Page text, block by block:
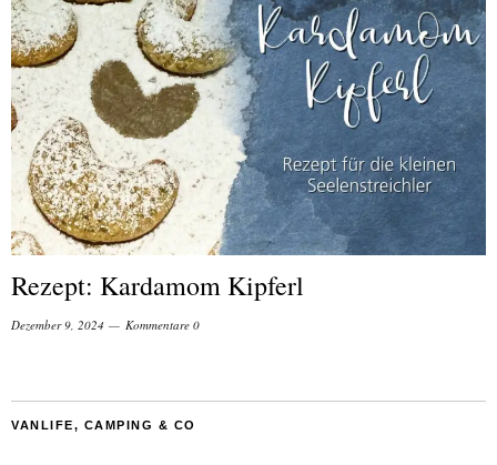
Rezept: Kardamom Kipferl
Dezember 9, 2024 Kommentare 0
VANLIFE, CAMPING & CO